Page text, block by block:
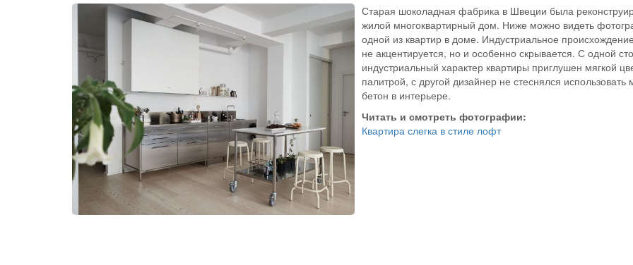
Старая шоколадная фабрика в Швеции была
жилой многоквартирный дом. Ниже можно видеть
одной из квартир в доме. Индустриальное
не акцентируется, но и особенно скрывается. С одной
индустриальный характер квартиры приглушен мягкой
палитрой, с другой дизайнер не стеснялся использовать
бетон в интерьере.
Читать и смотреть фотографии:
Квартира слегка в стиле лофт